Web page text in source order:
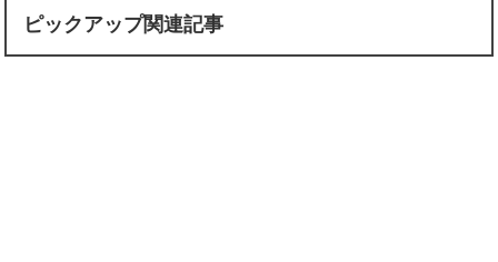
ピックアップ関連記事